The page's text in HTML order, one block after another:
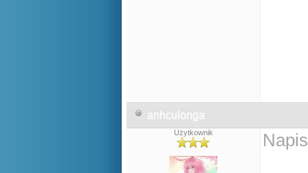
anhculonga
Użytkownik